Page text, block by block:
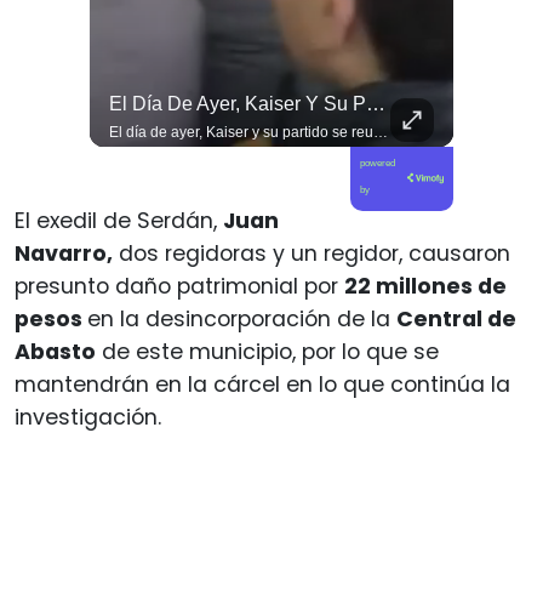
El Día De Ayer, Kaiser Y Su Partido Se Reunieron En La Sede De Villa Santa Elena, En Nuestra Comuna De Macul.
El día de ayer, Kaiser y su partido se reunieron en la sede de Villa Santa Elena, en nuestra comuna de Macul. Sin autorización, sin vínculo previo con el territorio y sin haber estado cuando las vecinas y vecinos los han necesitado. Llegaron con el descaro de quienes creen que, por tener poder político, pueden hacer y deshacer a su antojo en nuestras villas y barrios. Nuestros barrios no son el patio trasero de ningún partido político.
powered
by
El exedil de Serdán, Juan
Navarro, dos regidoras y un regidor, causaron
presunto daño patrimonial por 22 millones de
pesos en la desincorporación de la Central de
Abasto de este municipio, por lo que se
mantendrán en la cárcel en lo que continúa la
investigación.